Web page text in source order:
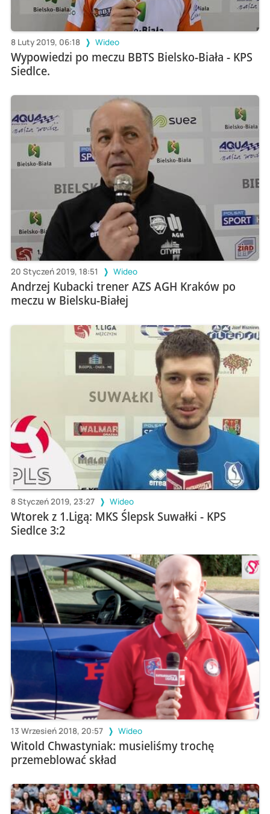
8 Luty 2019, 06:18 Wideo
Wypowiedzi po meczu BBTS Bielsko-Biała - KPS
Siedlce.
20 Styczeń 2019, 18:51 Wideo
Andrzej Kubacki trener AZS AGH Kraków po
meczu w Bielsku-Białej
8 Styczeń 2019, 23:27 Wideo
Wtorek z 1.Ligą: MKS Ślepsk Suwałki - KPS
Siedlce 3:2
13 Wrzesień 2018, 20:57 Wideo
Witold Chwastyniak: musieliśmy trochę
przemeblować skład